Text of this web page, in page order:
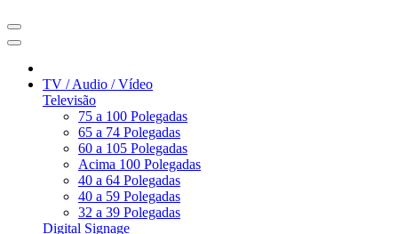
TV / Audio / Vídeo
Televisão
75 a 100 Polegadas
65 a 74 Polegadas
60 a 105 Polegadas
Acima 100 Polegadas
40 a 64 Polegadas
40 a 59 Polegadas
32 a 39 Polegadas
Digital Signage